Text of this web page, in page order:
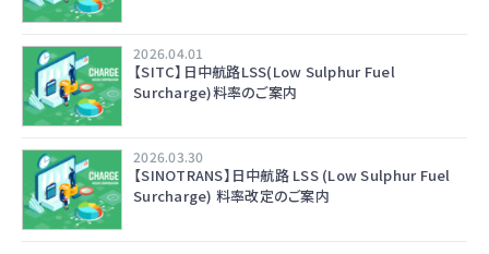
2026.04.01
【SITC】日中航路LSS(Low Sulphur Fuel
Surcharge)料率のご案内
2026.03.30
【SINOTRANS】日中航路 LSS (Low Sulphur Fuel
Surcharge) 料率改定のご案内